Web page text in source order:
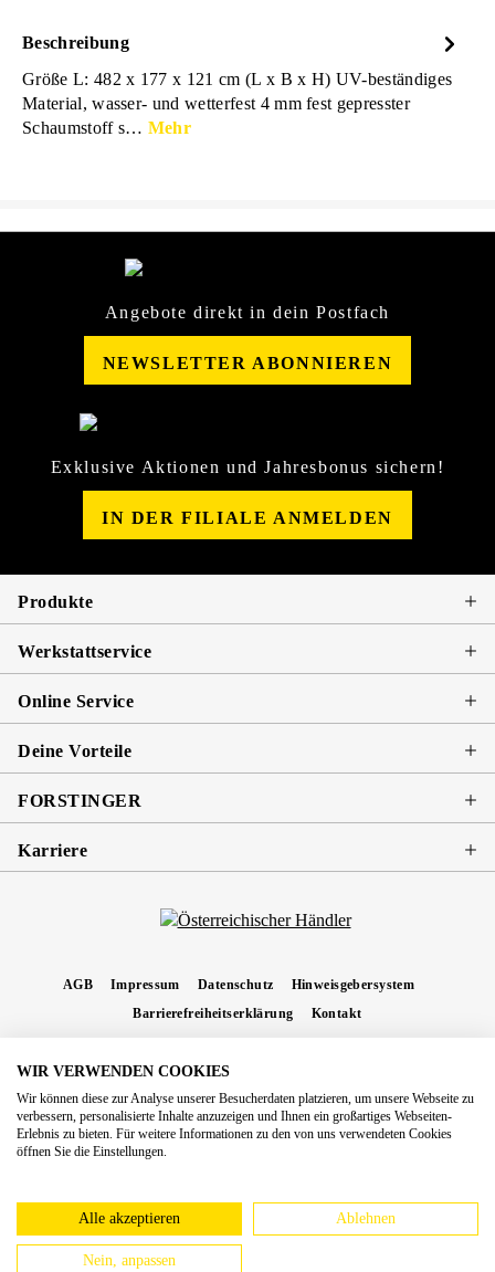
Beschreibung
Größe L: 482 x 177 x 121 cm (L x B x H) UV-beständiges
Material, wasser- und wetterfest 4 mm fest gepresster
Schaumstoff s… Mehr
Angebote direkt in dein Postfach
NEWSLETTER ABONNIEREN
Exklusive Aktionen und Jahresbonus sichern!
IN DER FILIALE ANMELDEN
Produkte
Werkstattservice
Online Service
Deine Vorteile
FORSTINGER
Karriere
AGB Impressum Datenschutz
Hinweisgebersystem
Barrierefreiheitserklärung
Kontakt
Nachnahmegebühren, wenn nicht anders angegeben.
Copyright 2026 Forstinger Österreich GmbH
Königstetter Straße 128 - 134/OG3, 3430 Tulln
europäschen Online-Streitbeilegungs-Plattform hinzuweisen: webgate.ec.europa.eu/odr
WIR VERWENDEN COOKIES
Wir können diese zur Analyse unserer Besucherdaten platzieren, um unsere Webseite zu
verbessern, personalisierte Inhalte anzuzeigen und Ihnen ein großartiges Webseiten-
Erlebnis zu bieten. Für weitere Informationen zu den von uns verwendeten Cookies
öffnen Sie die Einstellungen.
Alle akzeptieren Ablehnen
Nein, anpassen